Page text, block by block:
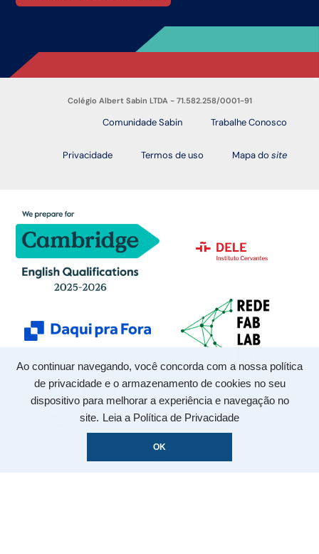
Ao continuar navegando, você concorda com a nossa política
de privacidade e o armazenamento de cookies no seu
dispositivo para melhorar a experiência e navegação no
site. Leia a Política de Privacidade
OK
Colégio Albert Sabin LTDA - 71.582.258/0001-91
Comunidade Sabin Trabalhe Conosco
Privacidade Termos de uso Mapa do site